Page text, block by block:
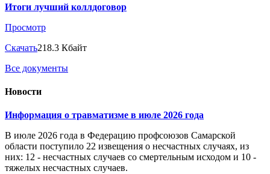
Итоги лучший коллдоговор
Просмотр
Скачать218.3 Кбайт
Все документы
Новости
Информация о травматизме в июле 2026 года
В июле 2026 года в Федерацию профсоюзов Самарской
области поступило 22 извещения о несчастных случаях, из
них: 12 - несчастных случаев со смертельным исходом и 10 -
тяжелых несчастных случаев.